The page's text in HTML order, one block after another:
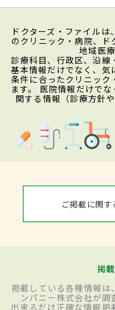
ドクターズ・ファイル
のクリニック・病院、ド
地域医
診療科目、行政区、沿線
基本情報だけでなく、気
条件に合ったクリニック
ます。 医院情報だけで
関する情報（診療方針
ご掲載に関
掲
掲載している各種情報は
ンパニー株式会社が調
出来るだけ正確な情報掲